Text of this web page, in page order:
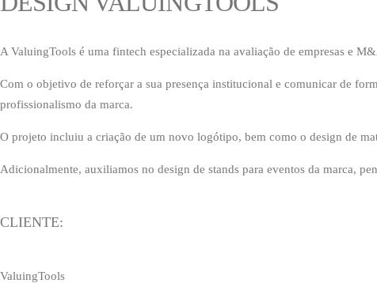
A ValuingTools é uma fintech especializada na avaliação de empresas e
Com o objetivo de reforçar a sua presença institucional e comunicar de
profissionalismo da marca.
O projeto incluiu a criação de um novo logótipo, bem como o design de
Adicionalmente, auxiliamos no design de stands para eventos da marca,
CLIENTE:
ValuingTools